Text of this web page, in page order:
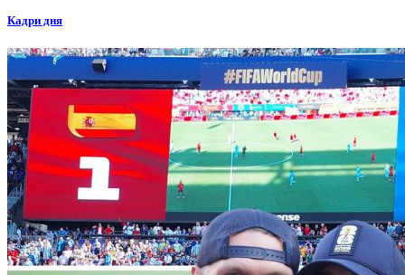
Кадри дня